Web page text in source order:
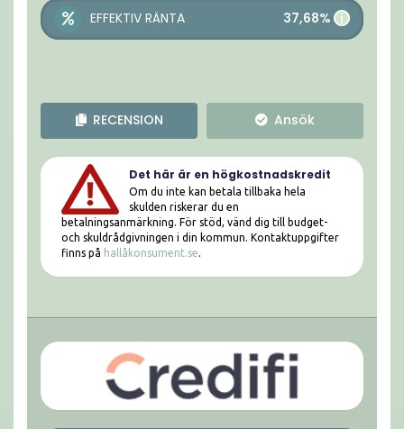
EFFEKTIV RÄNTA 37,68% i
RECENSION Ansök
Det här är en högkostnadskredit
Om du inte kan betala tillbaka hela
skulden riskerar du en
betalningsanmärkning. För stöd, vänd dig till budget-
och skuldrådgivningen i din kommun. Kontaktuppgifter
finns på hallåkonsument.se.